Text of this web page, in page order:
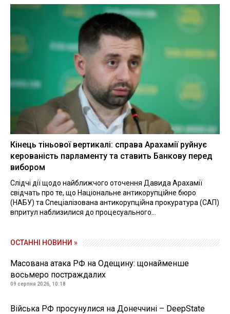
Кінець тіньової вертикалі: справа Арахамії руйнує
керованість парламенту та ставить Банкову перед
вибором
Слідчі дії щодо найближчого оточення Давида Арахамії
свідчать про те, що Національне антикорупційне бюро
(НАБУ) та Спеціалізована антикорупційна прокуратура (САП)
впритул наблизилися до процесуального...
ОСТАННІ НОВИНИ »
Масована атака РФ на Одещину: щонайменше
восьмеро постраждалих
09 серпня 2026, 10:18
Війська РФ просунулися на Донеччині – DeepState